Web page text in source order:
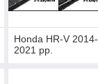
Honda HR-V 2014-
2021 рр.